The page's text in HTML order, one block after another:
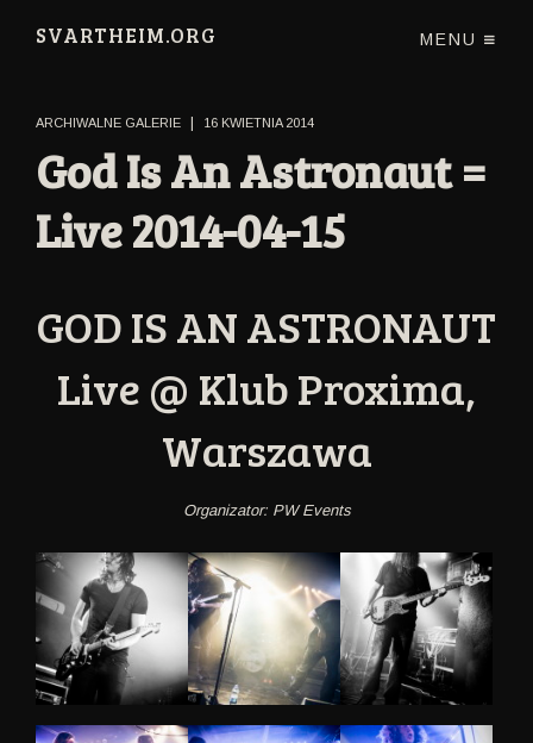
SVARTHEIM.ORG MENU
ARCHIWALNE GALERIE 16 KWIETNIA 2014
God Is An Astronaut =
Live 2014-04-15
GOD IS AN ASTRONAUT
Live @ Klub Proxima,
Warszawa
Organizator: PW Events